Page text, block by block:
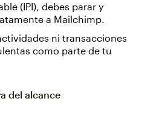
(IPI), debes parar y
a Mailchimp.
ni transacciones
como parte de tu
del alcance